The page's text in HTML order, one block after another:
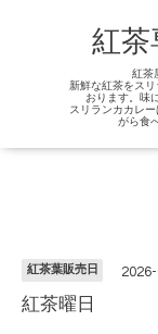
紅茶
紅茶
新鮮な紅茶をス
おります。味
スリランカカレ
がら食
紅茶葉販売日
紅茶曜日